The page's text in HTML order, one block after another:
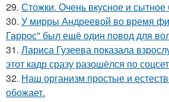
29. Стожки. Очень вкусное и сытное
30. У мирры Андреевой во время
Гаррос" был ещё один повод для
31. Лариса Гузеева показала
этот кадр сразу разошёлся по
32. Наш организм простые и
обожает.